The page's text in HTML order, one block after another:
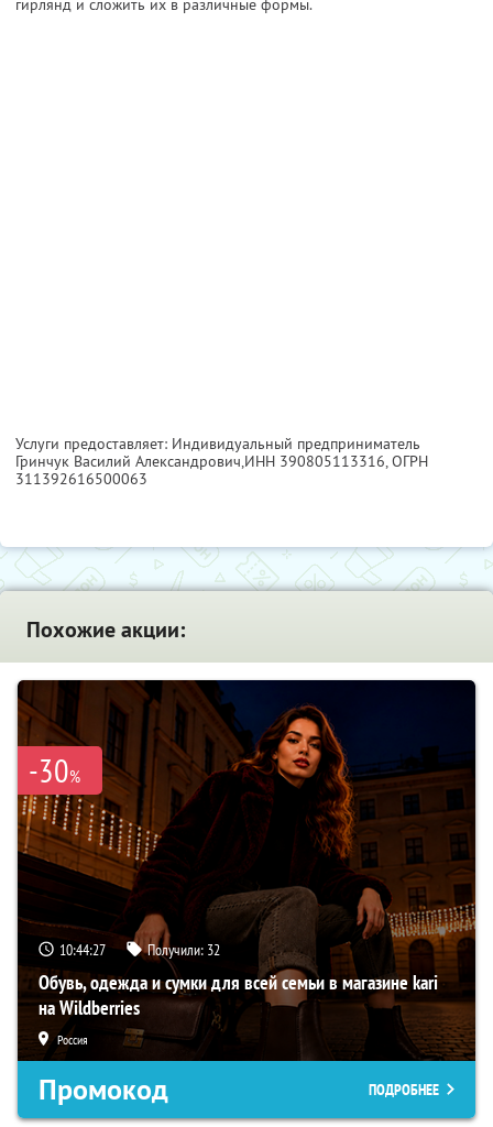
гирлянд и сложить их в различные формы.
Услуги предоставляет: Индивидуальный предприниматель
Гринчук Василий Александрович,ИНН 390805113316, ОГРН
311392616500063
Похожие акции:
-30%
10:44:26 Получили: 32
Обувь, одежда и сумки для всей семьи в магазине kari
на Wildberries
Россия
Промокод ПОДРОБНЕЕ